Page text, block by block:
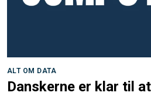
ALT OM DATA
Danskerne er klar til